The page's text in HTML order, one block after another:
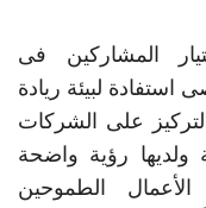
المشاركين فى
استفادة لبيئة ريادة
على الشركات
ولديها رؤية واضحة
الطموحين